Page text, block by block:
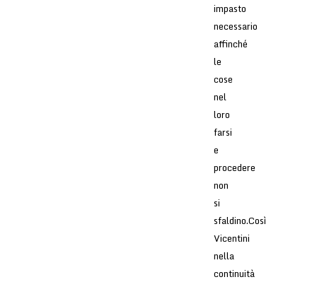
impasto
necessario
affinché
le
cose
nel
loro
farsi
e
procedere
non
si
sfaldino.Così
Vicentini
nella
continuità